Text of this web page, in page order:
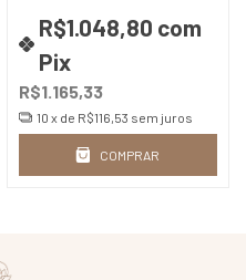
R$1.165,33
R$1.048,80 com
Pix
10 x de R$116,53 sem juros
COMPRAR